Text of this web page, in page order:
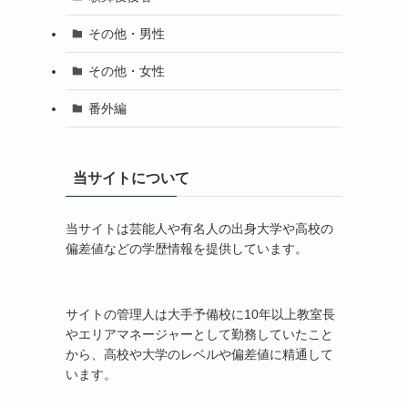
その他・男性
その他・女性
番外編
当サイトについて
当サイトは芸能人や有名人の出身大学や高校の
偏差値などの学歴情報を提供しています。
サイトの管理人は大手予備校に10年以上教室長
やエリアマネージャーとして勤務していたこと
から、高校や大学のレベルや偏差値に精通して
います。